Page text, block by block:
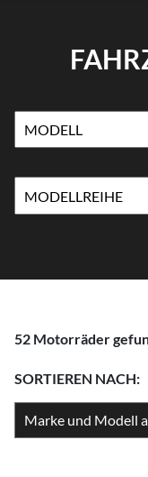
52 Motorräder
SORTIEREN NACH: